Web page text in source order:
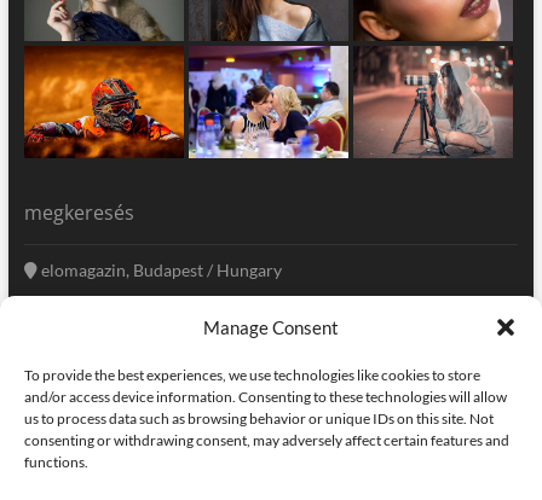
Manage Consent
To provide the best experiences, we use technologies like cookies to store
and/or access device information. Consenting to these technologies will allow
us to process data such as browsing behavior or unique IDs on this site. Not
consenting or withdrawing consent, may adversely affect certain features and
functions.
megkeresés
elomagazin, Budapest / Hungary
szerkesztoseg@elomagazin.com
elomagazin